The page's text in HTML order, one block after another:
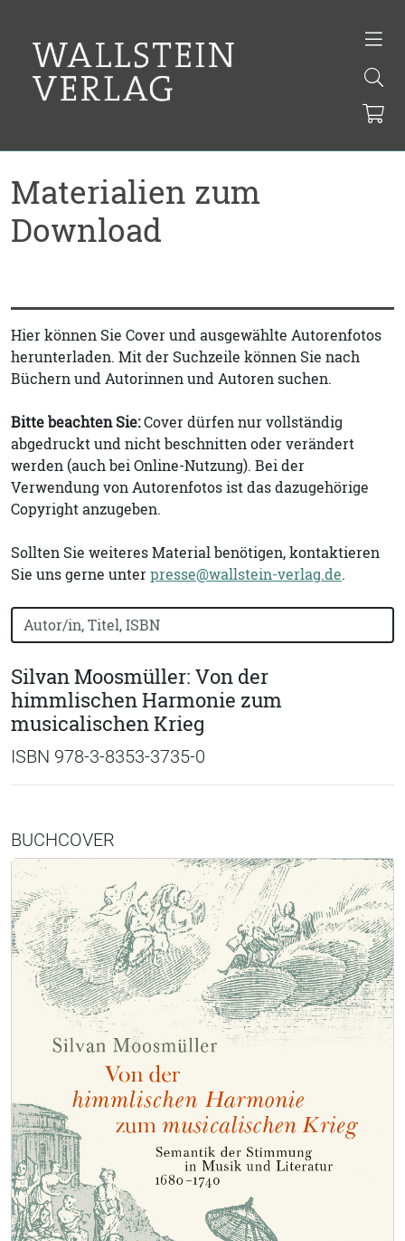
Materialien zum
Download
Hier können Sie Cover und ausgewählte Autorenfotos
herunterladen. Mit der Suchzeile können Sie nach
Büchern und Autorinnen und Autoren suchen.
Bitte beachten Sie:Cover dürfen nur vollständig
abgedruckt und nicht beschnitten oder verändert
werden (auch bei Online-Nutzung). Bei der
Verwendung von Autorenfotos ist das dazugehörige
Copyright anzugeben.
Sollten Sie weiteres Material benötigen, kontaktieren
Sie uns gerne unterpresse@wallstein-verlag.de.
Bücher nach Buchtitel, Autorennamen oder ISBN
Silvan Moosmüller: Von der
himmlischen Harmonie zum
musicalischen Krieg
ISBN 978-3-8353-3735-0
BUCHCOVER